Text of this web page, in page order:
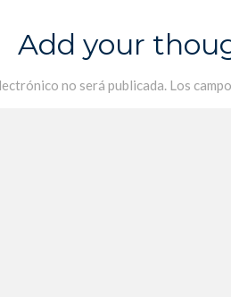
Add your
no será publicada. Los